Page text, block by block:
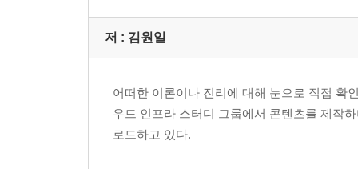
저 : 김원일
어떠한 이론이나 진리에 대해 눈으로 직접 확
우드 인프라 스터디 그룹에서 콘텐츠를 제작
로드하고 있다.